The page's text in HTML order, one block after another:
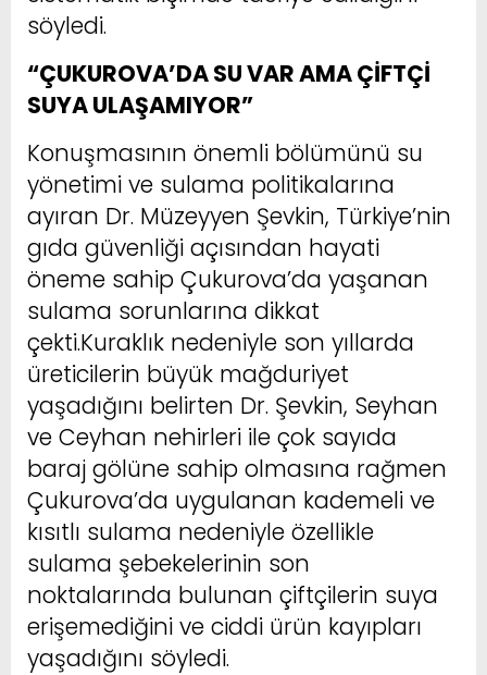
söyledi.
“ÇUKUROVA’DA SU VAR AMA ÇİFTÇİ
SUYA ULAŞAMIYOR”
Konuşmasının önemli bölümünü su
yönetimi ve sulama politikalarına
ayıran Dr. Müzeyyen Şevkin, Türkiye’nin
gıda güvenliği açısından hayati
öneme sahip Çukurova’da yaşanan
sulama sorunlarına dikkat
çekti.Kuraklık nedeniyle son yıllarda
üreticilerin büyük mağduriyet
yaşadığını belirten Dr. Şevkin, Seyhan
ve Ceyhan nehirleri ile çok sayıda
baraj gölüne sahip olmasına rağmen
Çukurova’da uygulanan kademeli ve
kısıtlı sulama nedeniyle özellikle
sulama şebekelerinin son
noktalarında bulunan çiftçilerin suya
erişemediğini ve ciddi ürün kayıpları
yaşadığını söyledi.